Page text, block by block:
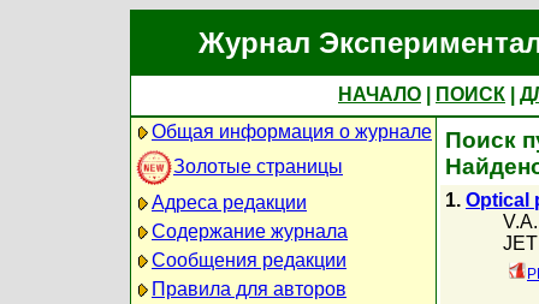
Журнал
НАЧАЛО ПОИСК
Общая информация о журнале
Золотые страницы
Адреса редакции
Содержание журнала
Сообщения редакции
Правила для авторов
Поиск
1. Optical